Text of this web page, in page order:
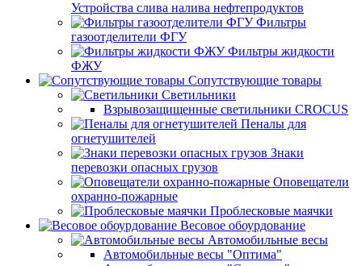
Устройства слива налива нефтепродуктов
Фильтры
газоотделители ФГУ
Фильтры жидкости
ФЖУ
Сопутствующие товары
Светильники
Взрывозащищенные светильники CROCUS
Пеналы для
огнетушителей
Знаки
перевозки опасных грузов
Оповещатели
охранно-пожарные
Проблесковые маячки
Весовое обоурдование
Автомобильные весы
Автомобильные весы "Оптима"